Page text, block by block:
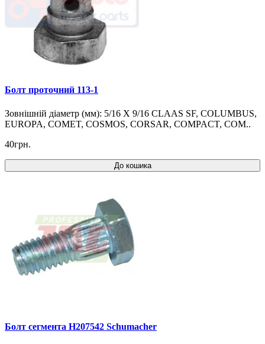
Болт проточний 113-1
Зовнішній діаметр (мм): 5/16 X 9/16 CLAAS SF, COLUMBUS,
EUROPA, COMET, COSMOS, CORSAR, COMPACT, COM..
40грн.
До кошика
Болт сегмента H207542 Schumacher